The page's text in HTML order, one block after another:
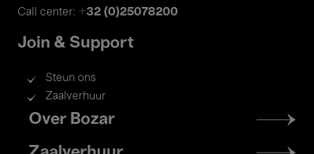
Call center: +32 (0)25078200
Join & Support
Steun ons
Zaalverhuur
Footer
menu
Over Bozar